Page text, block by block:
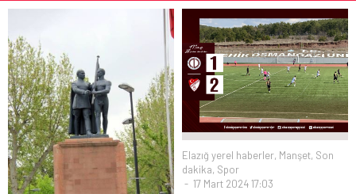
Elazığ yerel haberler, Manşet, Son
dakika, Spor
17 Mart 2024 17:03